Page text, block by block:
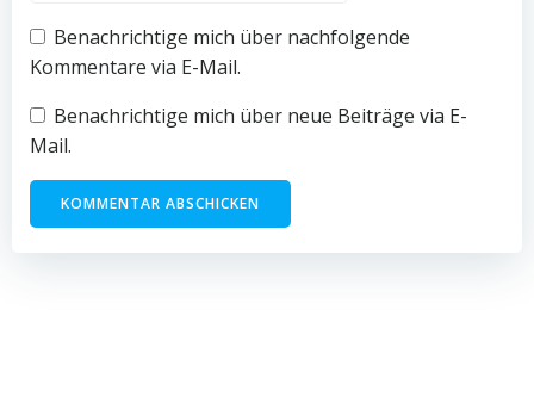
Benachrichtige mich über nachfolgende
Kommentare via E-Mail.
Benachrichtige mich über neue Beiträge via E-
Mail.